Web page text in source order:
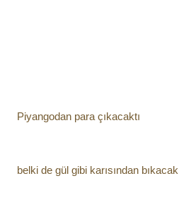
Piyangodan para çıkacaktı
belki de gül gibi karısından bıkacak